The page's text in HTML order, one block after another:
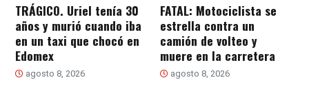
TRÁGICO. Uriel tenía 30
años y murió cuando iba
en un taxi que chocó en
Edomex
agosto 8, 2026
FATAL: Motociclista se
estrella contra un
camión de volteo y
muere en la carretera
agosto 8, 2026